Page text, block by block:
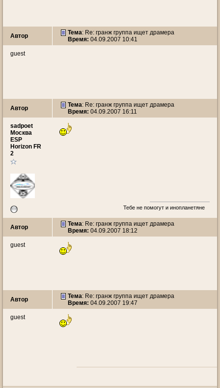
Автор Тема: Re: гранж группа ищет драмера
Время: 04.09.2007 10:41
guest
Автор Тема: Re: гранж группа ищет драмера
Время: 04.09.2007 16:11
sadpoet
Москва
ESP
Horizon FR
2
Тебе не помогут и инопланетяне
Автор Тема: Re: гранж группа ищет драмера
Время: 04.09.2007 18:12
guest
Автор Тема: Re: гранж группа ищет драмера
Время: 04.09.2007 19:47
guest